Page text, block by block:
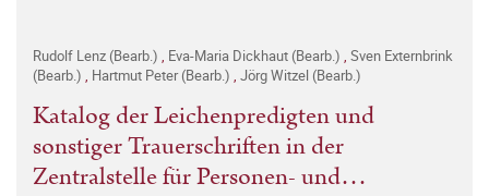
Rudolf Lenz (Bearb.) , Eva-Maria Dickhaut (Bearb.) , Sven Externbrink
(Bearb.) , Hartmut Peter (Bearb.) , Jörg Witzel (Bearb.)
Katalog der Leichenpredigten und
sonstiger Trauerschriften in der
Zentralstelle für Personen- und